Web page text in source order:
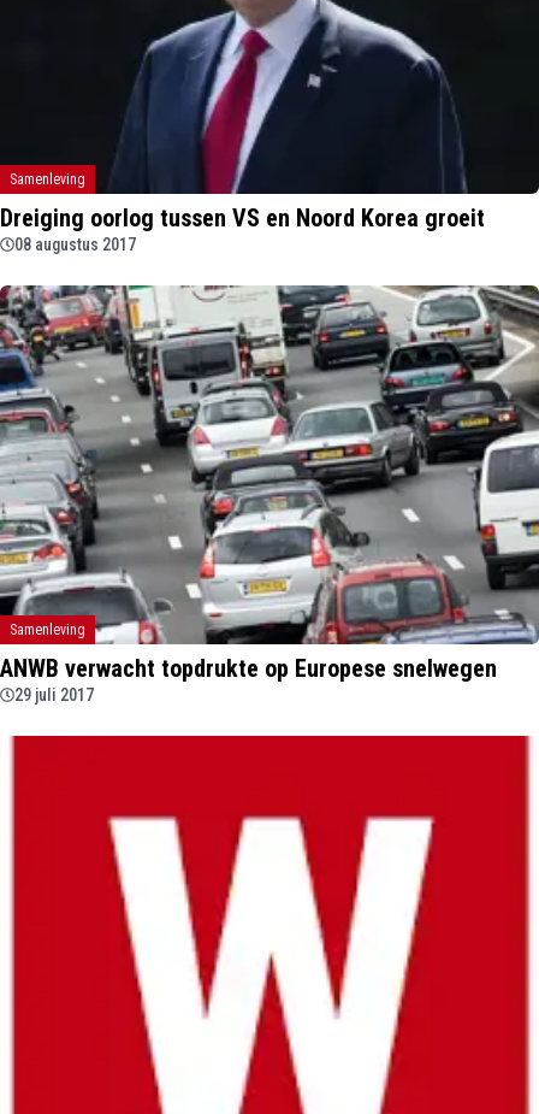
Samenleving
Dreiging oorlog tussen VS en Noord Korea groeit
08 augustus 2017
Samenleving
ANWB verwacht topdrukte op Europese snelwegen
29 juli 2017